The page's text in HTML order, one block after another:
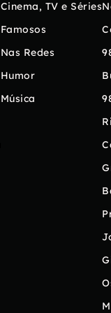
Cinema, TV e Séries
Famosos
Nas Redes
Humor
Música